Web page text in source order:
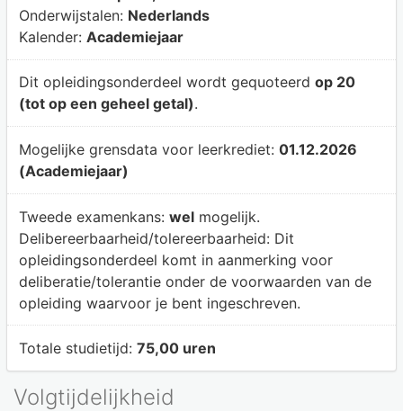
Onderwijstalen: Nederlands
Kalender: Academiejaar
Dit opleidingsonderdeel wordt gequoteerd op 20
(tot op een geheel getal).
Mogelijke grensdata voor leerkrediet: 01.12.2026
(Academiejaar)
Tweede examenkans: welmogelijk.
Delibereerbaarheid/tolereerbaarheid: Dit
opleidingsonderdeel komt in aanmerking voor
deliberatie/tolerantie onder de voorwaarden van de
opleiding waarvoor je bent ingeschreven.
Totale studietijd: 75,00 uren
Volgtijdelijkheid